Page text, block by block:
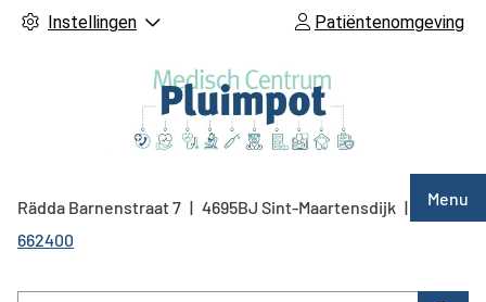
Instellingen Patiëntenomgeving
Menu
Rädda Barnenstraat7 4695BJ Sint-Maartensdijk
0166
662400